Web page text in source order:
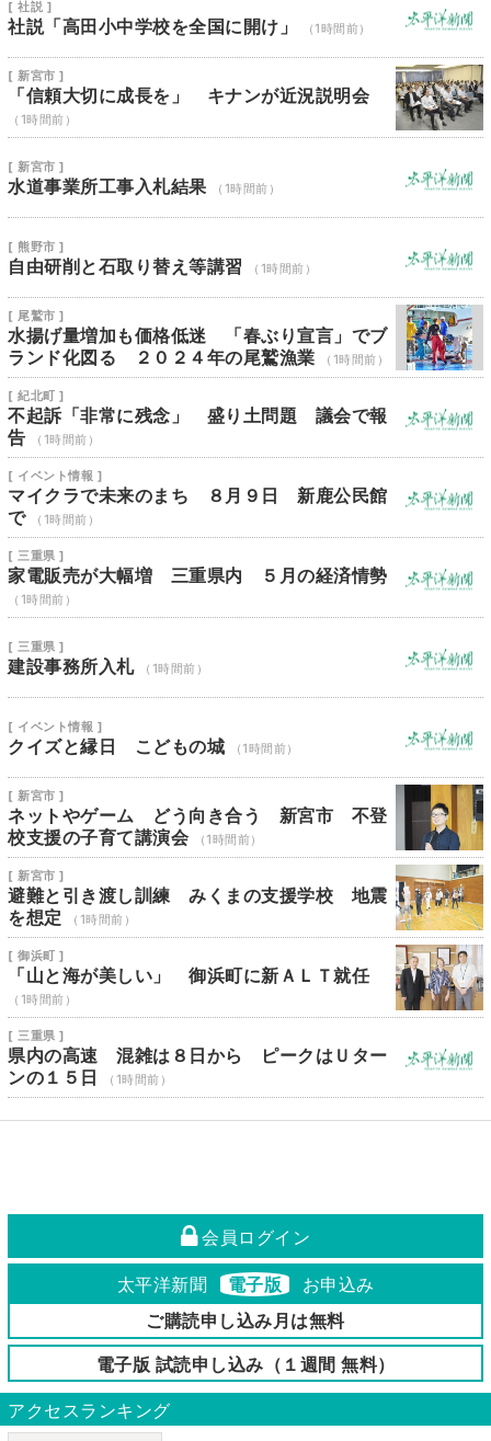
[ 社説 ]
社説「高田小中学校を全国に開け」 （1時間前）
[ 新宮市 ]
「信頼大切に成長を」 キナンが近況説明会
（1時間前）
[ 新宮市 ]
水道事業所工事入札結果 （1時間前）
[ 熊野市 ]
自由研削と石取り替え等講習 （1時間前）
[ 尾鷲市 ]
水揚げ量増加も価格低迷 「春ぶり宣言」でブ
ランド化図る ２０２４年の尾鷲漁業
（1時間前）
[ 紀北町 ]
不起訴「非常に残念」 盛り土問題 議会で報
告
（1時間前）
[ イベント情報 ]
マイクラで未来のまち ８月９日 新鹿公民館
で
（1時間前）
[ 三重県 ]
家電販売が大幅増 三重県内 ５月の経済情勢
（1時間前）
[ 三重県 ]
建設事務所入札 （1時間前）
[ イベント情報 ]
クイズと縁日 こどもの城 （1時間前）
[ 新宮市 ]
ネットやゲーム どう向き合う 新宮市 不登
校支援の子育て講演会
（1時間前）
[ 新宮市 ]
避難と引き渡し訓練 みくまの支援学校 地震
を想定
（1時間前）
[ 御浜町 ]
「山と海が美しい」 御浜町に新ＡＬＴ就任
（1時間前）
[ 三重県 ]
県内の高速 混雑は８日から ピークはＵター
ンの１５日
（1時間前）
会員ログイン
太平洋新聞 電子版
お申込み
ご購読申し込み月は無料
電子版 試読申し込み（１週間 無料）
アクセスランキング